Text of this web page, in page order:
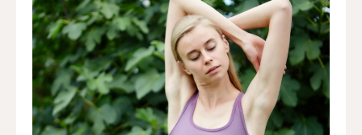
アクセス
施術案内
施術料金
適応症状